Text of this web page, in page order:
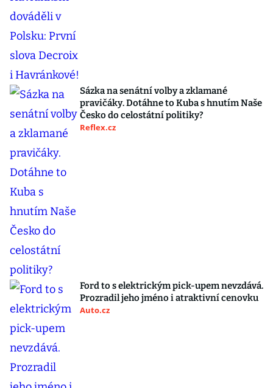
Sázka na senátní volby a zklamané
pravičáky. Dotáhne to Kuba s hnutím Naše
Česko do celostátní politiky?
Reflex.cz
Ford to s elektrickým pick-upem nevzdává.
Prozradil jeho jméno i atraktivní cenovku
Auto.cz